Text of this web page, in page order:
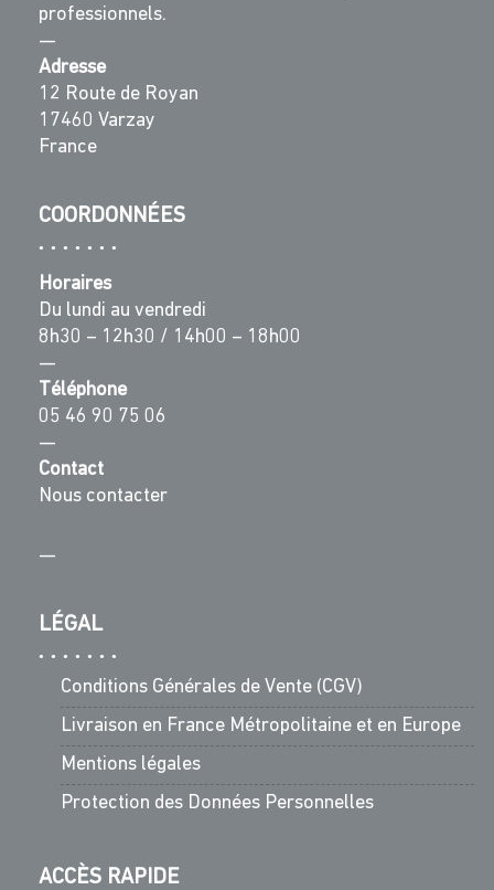
professionnels.
—
Adresse
12 Route de Royan
17460 Varzay
France
COORDONNÉES
Horaires
Du lundi au vendredi
8h30 – 12h30 / 14h00 – 18h00
—
Téléphone
05 46 90 75 06
—
Contact
Nous contacter
—
LÉGAL
Conditions Générales de Vente (CGV)
Livraison en France Métropolitaine et en Europe
Mentions légales
Protection des Données Personnelles
ACCÈS RAPIDE